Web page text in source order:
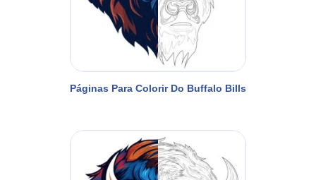
Páginas Para Colorir Do Buffalo Bills